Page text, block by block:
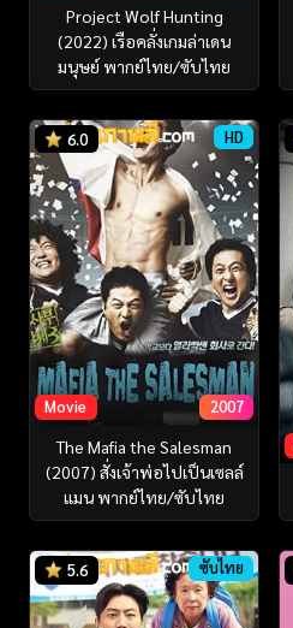
Project Wolf Hunting
(2022) เรือคลั่งเกมล่าเดน
มนุษย์ พากย์ไทย/ซับไทย
6.0 HD
Movie 2007
The Mafia the Salesman
(2007) สั่งเจ้าพ่อไปเป็นเซลล์
แมน พากย์ไทย/ซับไทย
5.6 ซับไทย